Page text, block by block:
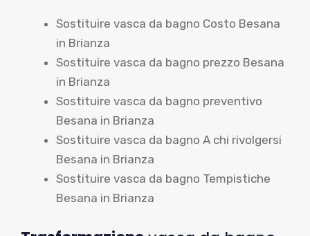
Sostituire vasca da bagno Costo Besana
in Brianza
Sostituire vasca da bagno prezzo Besana
in Brianza
Sostituire vasca da bagno preventivo
Besana in Brianza
Sostituire vasca da bagno A chi rivolgersi
Besana in Brianza
Sostituire vasca da bagno Tempistiche
Besana in Brianza